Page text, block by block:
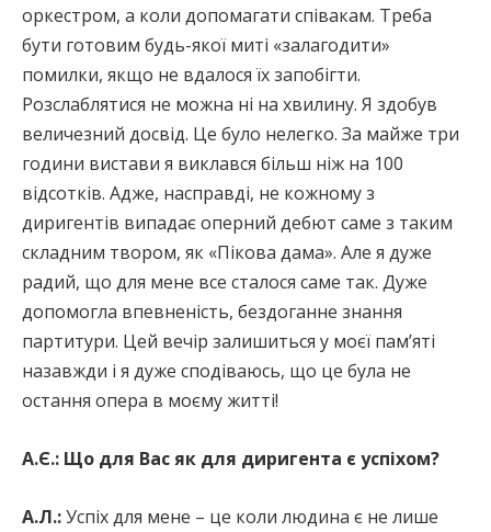
оркестром, а коли допомагати співакам. Треба
бути готовим будь-якої миті «залагодити»
помилки, якщо не вдалося їх запобігти.
Розслаблятися не можна ні на хвилину. Я здобув
величезний досвід. Це було нелегко. За майже три
години вистави я виклався більш ніж на 100
відсотків. Адже, насправді, не кожному з
диригентів випадає оперний дебют саме з таким
складним твором, як «Пікова дама». Але я дуже
радий, що для мене все сталося саме так. Дуже
допомогла впевненість, бездоганне знання
партитури. Цей вечір залишиться у моєї пам’яті
назавжди і я дуже сподіваюсь, що це була не
остання опера в моєму житті!
А.Є.: Що для Вас як для диригента є успіхом?
А.Л.:Успіх для мене – це коли людина є не лише